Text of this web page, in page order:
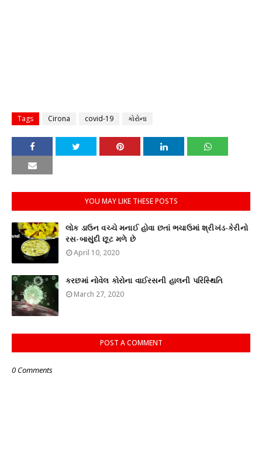
Tags Cirona covid-19 કોરોના
YOU MAY LIKE THESE POSTS
લોક ડાઉન વચ્ચે મનાઈ હોવા છતાં ભચાઉમાં શ્રીખંડ-કેરીનો
રસ-બાસુંદી છૂટ મળે છે
April 10, 2020
કરછમાં નોવેલ કોરોના વાઈરસની હાલની પરિસ્થિતિ
March 27, 2020
POST A COMMENT
0 Comments